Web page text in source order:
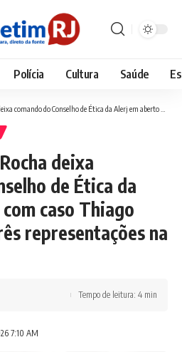
Polícia Cultura Saúde
de Ética da Alerj em aberto com caso Thiago Rangel e mais três representações na fila
deixa
de Ética da
caso Thiago
representações na
7:10 AM
Tempo de leitura: 4 min